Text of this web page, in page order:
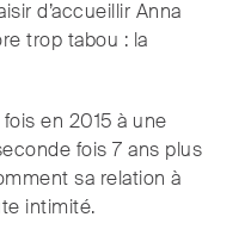
d’accueillir Anna
trop tabou : la
en 2015 à une
fois 7 ans plus
sa relation à
intimité.